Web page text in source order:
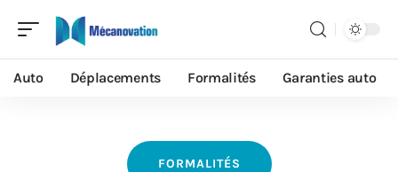
Auto Déplacements Formalités Garanties auto
FORMALITÉS